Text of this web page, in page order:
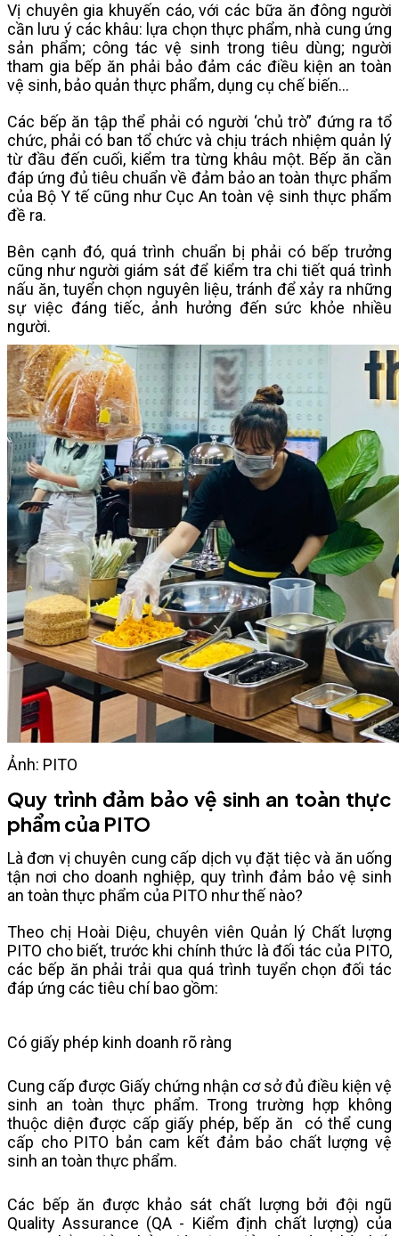
Vị chuyên gia khuyến cáo, với các bữa ăn đông người
cần lưu ý các khâu: lựa chọn thực phẩm, nhà cung ứng
sản phẩm; công tác vệ sinh trong tiêu dùng; người
tham gia bếp ăn phải bảo đảm các điều kiện an toàn
vệ sinh, bảo quản thực phẩm, dụng cụ chế biến…
Các bếp ăn tập thể phải có người ‘chủ trò” đứng ra tổ
chức, phải có ban tổ chức và chịu trách nhiệm quản lý
từ đầu đến cuối, kiểm tra từng khâu một. Bếp ăn cần
đáp ứng đủ tiêu chuẩn về đảm bảo an toàn thực phẩm
của Bộ Y tế cũng như Cục An toàn vệ sinh thực phẩm
đề ra.
Bên cạnh đó, quá trình chuẩn bị phải có bếp trưởng
cũng như người giám sát để kiểm tra chi tiết quá trình
nấu ăn, tuyển chọn nguyên liệu, tránh để xảy ra những
sự việc đáng tiếc, ảnh hưởng đến sức khỏe nhiều
người.
Ảnh: PITO
Quy trình đảm bảo vệ sinh an toàn thực
phẩm của PITO
Là đơn vị chuyên cung cấp dịch vụ đặt tiệc và ăn uống
tận nơi cho doanh nghiệp, quy trình đảm bảo vệ sinh
an toàn thực phẩm của PITO như thế nào?
Theo chị Hoài Diệu, chuyên viên Quản lý Chất lượng
PITO cho biết, trước khi chính thức là đối tác của PITO,
các bếp ăn phải trải qua quá trình tuyển chọn đối tác
đáp ứng các tiêu chí bao gồm:
Có giấy phép kinh doanh rõ ràng
Cung cấp được Giấy chứng nhận cơ sở đủ điều kiện vệ
sinh an toàn thực phẩm. Trong trường hợp không
thuộc diện được cấp giấy phép, bếp ăn có thể cung
cấp cho PITO bản cam kết đảm bảo chất lượng vệ
sinh an toàn thực phẩm.
Các bếp ăn được khảo sát chất lượng bởi đội ngũ
Quality Assurance (QA - Kiểm định chất lượng) của